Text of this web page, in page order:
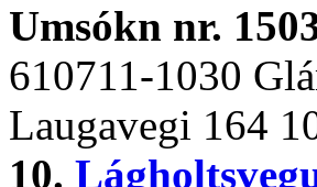
Umsókn nr.
610711-1030
Laugavegi 164
10.